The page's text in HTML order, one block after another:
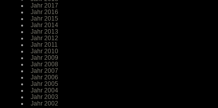
Jahr 2017
Jahr 2016
Jahr 2015
Jahr 2014
Jahr 2013
Jahr 2012
Jahr 2011
Jahr 2010
Jahr 2009
Jahr 2008
Jahr 2007
Jahr 2006
Jahr 2005
Jahr 2004
Jahr 2003
Jahr 2002